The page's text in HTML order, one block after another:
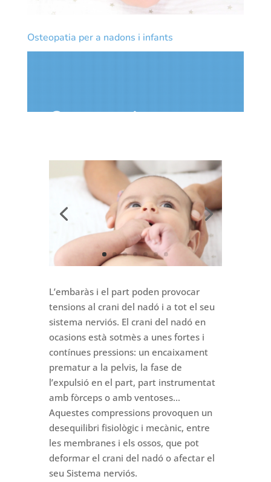
Osteopatia per a nadons i infants
Osteopatia per a
L’embaràs i el part poden provocar
tensions al crani del nadó i a tot el seu
sistema nerviós. El crani del nadó en
ocasions està sotmès a unes fortes i
contínues pressions: un encaixament
prematur a la pelvis, la fase de
l’expulsió en el part, part instrumentat
amb fòrceps o amb ventoses…
Aquestes compressions provoquen un
desequilibri fisiològic i mecànic, entre
les membranes i els ossos, que pot
deformar el crani del nadó o afectar el
seu Sistema nerviós.